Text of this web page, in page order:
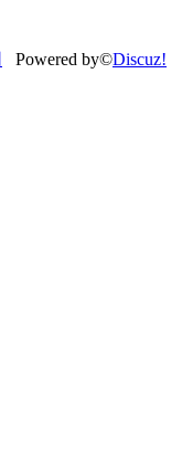
Powered by©Discuz!